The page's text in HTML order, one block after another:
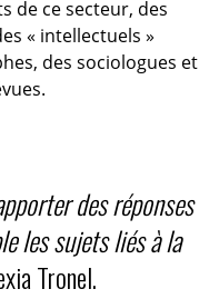
de ce secteur, des
« intellectuels »
des sociologues et
des réponses
les sujets liés à la
Tronel.